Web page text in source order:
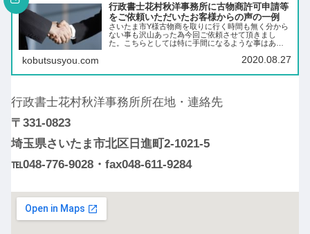
行政書士花村秋洋事務所に古物商許可申請等
をご依頼いただいたお客様からの声の一例
さいたま市Y様古物商を取りに行く時間も無く分から
ない事も沢山あった為今回ご依頼させて頂きまし
た。こちらとしては特に手間になるような事はあり
ていました。親切丁寧にご対応をしていただき本当
kobutsusyou.com 2020.08.27
行政書士花村秋洋事務所所在地・連絡先
〒331-0823
埼玉県さいたま市北区日進町2-1021-5
℡048-776-9028・fax048-611-9284